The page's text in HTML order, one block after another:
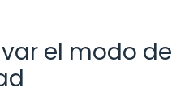
el modo de